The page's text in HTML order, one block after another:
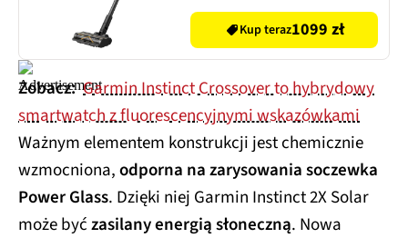
Kup teraz1099 zł
Zobacz:Garmin Instinct Crossover to hybrydowy
smartwatch z fluorescencyjnymi wskazówkami
Ważnym elementem konstrukcji jest chemicznie
wzmocniona,odporna na zarysowania soczewka
Power Glass. Dzięki niej Garmin Instinct 2X Solar
może byćzasilany energią słoneczną. Nowa